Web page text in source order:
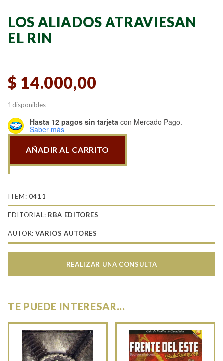
LOS ALIADOS ATRAVIESAN
EL RIN
$ 14.000,00
1 disponibles
Hasta 12 pagos sin tarjeta con Mercado Pago.
Saber más
Aliados
el
Rin
AÑADIR AL CARRITO
ITEM: 0411
EDITORIAL: RBA EDITORES
AUTOR:VARIOS AUTORES
REALIZAR UNA CONSULTA
TE PUEDE INTERESAR...